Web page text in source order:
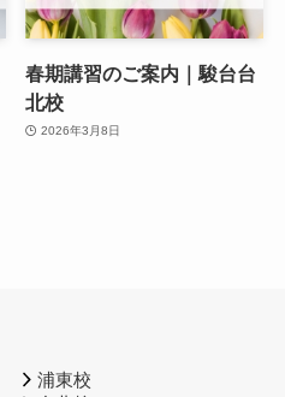
春期講習のご案内｜駿台台
北校
2026年3月8日
浦東校